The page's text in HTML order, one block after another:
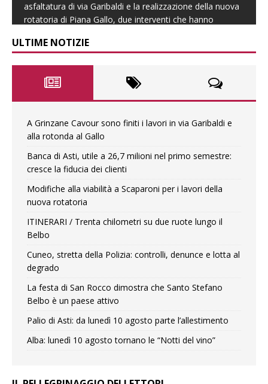
per la realizzazione della rotatoria di località Scaparoni,
intervento destinato a migliorare la sicurezza e la fluidità
ULTIME NOTIZIE
A Grinzane Cavour sono finiti i lavori in via Garibaldi e
alla rotonda al Gallo
Banca di Asti, utile a 26,7 milioni nel primo semestre:
cresce la fiducia dei clienti
Modifiche alla viabilità a Scaparoni per i lavori della
nuova rotatoria
ITINERARI / Trenta chilometri su due ruote lungo il
Belbo
Cuneo, stretta della Polizia: controlli, denunce e lotta al
degrado
La festa di San Rocco dimostra che Santo Stefano
Belbo è un paese attivo
Palio di Asti: da lunedì 10 agosto parte l’allestimento
Alba: lunedì 10 agosto tornano le “Notti del vino”